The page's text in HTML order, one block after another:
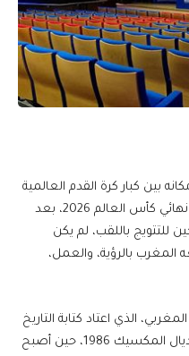
بين كبار كرة القدم العالمية
لم يعد محل نقاش. فالتأهل إلى ثمن نهائي كأس العالم 2026، بعد
للتتويج باللقب، لم يكن
المغرب بالرؤية، والعمل،
الذي اعتاد كتابة التاريخ
كلما حضر إلى كأس العالم. فمنذ مونديال المكسيك 1986، حين أصبح